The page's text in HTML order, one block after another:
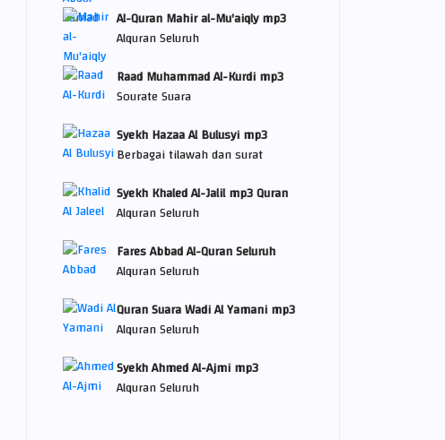
Al-Quran Mahir al-Mu'aiqly mp3
Alquran Seluruh
Raad Muhammad Al-Kurdi mp3
Sourate Suara
Syekh Hazaa Al Bulusyi mp3
Berbagai tilawah dan surat
Syekh Khaled Al-Jalil mp3 Quran
Alquran Seluruh
Fares Abbad Al-Quran Seluruh
Alquran Seluruh
Quran Suara Wadi Al Yamani mp3
Alquran Seluruh
Syekh Ahmed Al-Ajmi mp3
Alquran Seluruh